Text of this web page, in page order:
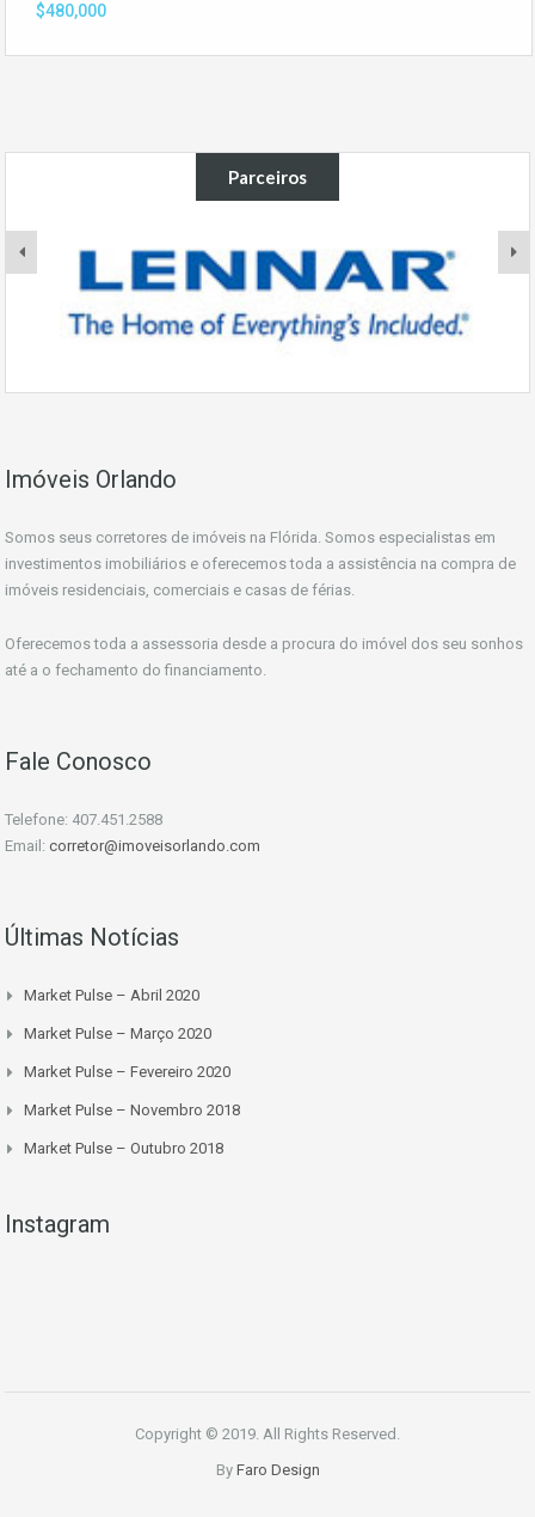
$480,000
Parceiros
Imóveis Orlando
Somos seus corretores de imóveis na Flórida. Somos especialistas em
investimentos imobiliários e oferecemos toda a assistência na compra de
imóveis residenciais, comerciais e casas de férias.
Oferecemos toda a assessoria desde a procura do imóvel dos seu sonhos
até a o fechamento do financiamento.
Fale Conosco
Telefone: 407.451.2588
Email: corretor@imoveisorlando.com
Últimas Notícias
Market Pulse – Abril 2020
Market Pulse – Março 2020
Market Pulse – Fevereiro 2020
Market Pulse – Novembro 2018
Market Pulse – Outubro 2018
Instagram
Copyright © 2019. All Rights Reserved.
By Faro Design